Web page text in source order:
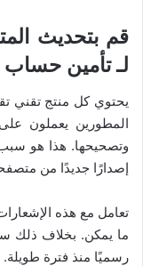
قم بتحديث
لـ تأمين
يحتوي كل منتج تقني
المطورين يعملون
وتصحيحها. هذا هو
إصدارًا جديدًا من
تعامل مع هذه
ما يمكن. بخلاف ذلك
رسميًا منذ فترة طويلة.